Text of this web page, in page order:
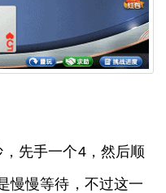
先手一个4，然后顺
慢慢等待，不过这一